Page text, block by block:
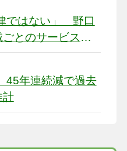
ではない」 野口
とのサービス基
45年連続減で過去